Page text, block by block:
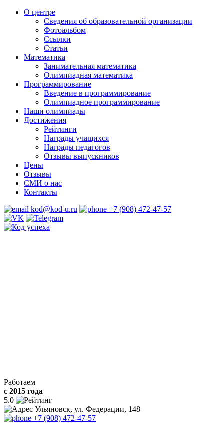
О центре
Сведения об образовательной организации
Фотоальбом
Ссылки
Статьи
Математика
Занимательная математика
Олимпиадная математика
Программирование
Введение в программирование
Олимпиадное программирование
Наши олимпиады
Достижения
Рейтинги
Награды учащихся
Награды педагогов
Отзывы выпускников
Цены
Отзывы
СМИ о нас
Контакты
kod@kod-u.ru
+7 (908) 472-47-57
Работаем
с 2015 года
5.0
Ульяновск, ул. Федерации, 148
+7 (908) 472-47-57